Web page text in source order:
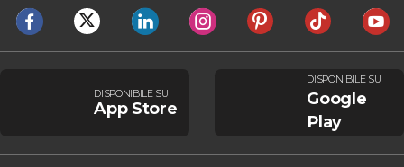
DISPONIBILE SU
App Store
DISPONIBILE SU
Google
Play